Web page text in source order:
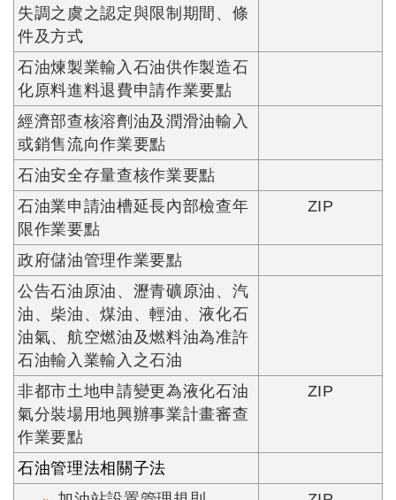
失調之虞之認定與限制期間、條
件及方式
石油煉製業輸入石油供作製造石
化原料進料退費申請作業要點
經濟部查核溶劑油及潤滑油輸入
或銷售流向作業要點
石油安全存量查核作業要點
石油業申請油槽延長內部檢查年
限作業要點
ZIP
政府儲油管理作業要點
公告石油原油、瀝青礦原油、汽
油、柴油、煤油、輕油、液化石
油氣、航空燃油及燃料油為准許
石油輸入業輸入之石油
非都市土地申請變更為液化石油
氣分裝場用地興辦事業計畫審查
作業要點
ZIP
石油管理法相關子法